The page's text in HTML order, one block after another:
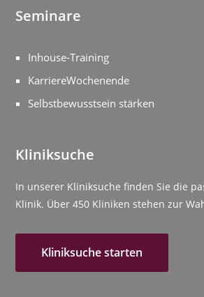
Seminare
Inhouse-Training
KarriereWochenende
Selbstbewusstsein stärken
Kliniksuche
In unserer Kliniksuche finden Sie die
Klinik. Über 450 Kliniken stehen zur
Kliniksuche starten